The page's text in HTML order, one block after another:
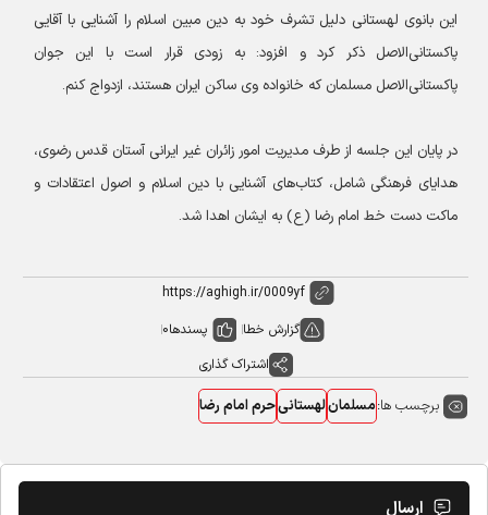
این بانوی لهستانی دلیل تشرف خود به دین مبین اسلام را آشنایی با آقایی
پاکستانی‌الاصل ذکر کرد و افزود: به زودی قرار است با این جوان
پاکستانی‌الاصل مسلمان که خانواده وی ساکن ایران هستند، ازدواج کنم.
در پایان این جلسه از طرف مدیریت امور زائران غیر ایرانی آستان قدس رضوی،
هدایای فرهنگی شامل، کتاب‌های آشنایی با دین اسلام و اصول اعتقادات و
ماکت دست خط امام رضا (ع) به ایشان اهدا شد.
گزارش خطا پسندها0
اشتراک گذاری
برچسب ها:مسلمانلهستانیحرم امام رضا
ارسال